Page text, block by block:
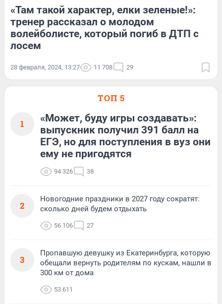
«Там такой характер, елки зеленые!»:
тренер рассказал о молодом
волейболисте, который погиб в ДТП с
лосем
28 февраля, 2024, 13:27 11 708 29
ТОП 5
1
«Может, буду игры создавать»:
выпускник получил 391 балл на
ЕГЭ, но для поступления в вуз они
ему не пригодятся
94 326 38
2
Новогодние праздники в 2027 году сократят:
сколько дней будем отдыхать
56 106 27
3
Пропавшую девушку из Екатеринбурга, которую
обещали вернуть родителям по кускам, нашли в
300 км от дома
53 611